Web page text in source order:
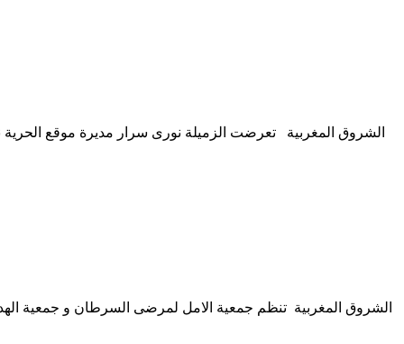
الشروق المغربية تعرضت الزميلة نورى سرار مديرة موقع
الشروق المغربية تنظم جمعية الامل لمرضى السرطان و جمعية